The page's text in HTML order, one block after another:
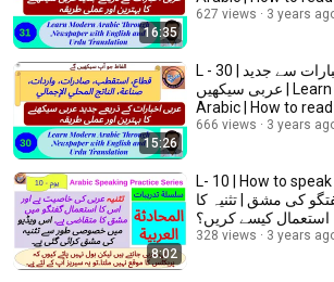
16:35
Newspaper?
627 views 3 years
15:26
L - 30 | عربی اخبارات سے جديد
عربی سیکھیں | Learn Modern
Arabic | How to
Newspaper?
666 views 3 years
8:02
L- 10 | How to speak
کی مشق | تثنیہ کا
استعمال کیسے کریں؟
328 views 3 years